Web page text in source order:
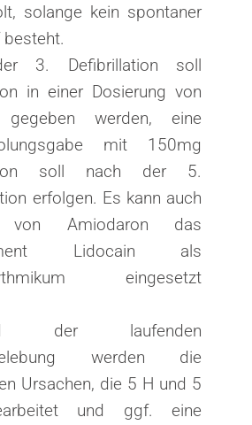
solange kein spontaner
besteht.
3. Defibrillation soll
in einer Dosierung von
werden, eine
mit 150mg
soll nach der 5.
erfolgen. Es kann auch
von Amiodaron das
Lidocain als
eingesetzt
der laufenden
werden die
Ursachen, die 5 H und 5
und ggf. eine